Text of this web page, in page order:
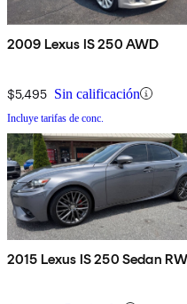
2009 Lexus IS 250 AWD
$5,495 Sin calificación
Incluye tarifas de conc.
2015 Lexus IS 250 Sedan